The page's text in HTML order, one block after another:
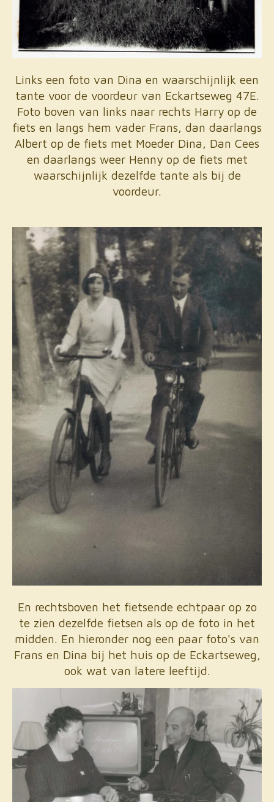
Links een foto van Dina en waarschijnlijk een
tante voor de voordeur van Eckartseweg 47E.
Foto boven van links naar rechts Harry op de
fiets en langs hem vader Frans, dan daarlangs
Albert op de fiets met Moeder Dina, Dan Cees
en daarlangs weer Henny op de fiets met
waarschijnlijk dezelfde tante als bij de
voordeur.
En rechtsboven het fietsende echtpaar op zo
te zien dezelfde fietsen als op de foto in het
midden. En hieronder nog een paar foto's van
Frans en Dina bij het huis op de Eckartseweg,
ook wat van latere leeftijd.